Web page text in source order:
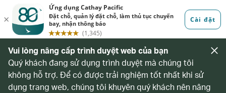
Vui lòng nâng cấp trình duyệt web của bạn
Quý khách đang sử dụng trình duyệt mà chúng tôi
không hỗ trợ. Để có được trải nghiệm tốt nhất khi sử
dụng trang web, chúng tôi khuyên quý khách nên nâng